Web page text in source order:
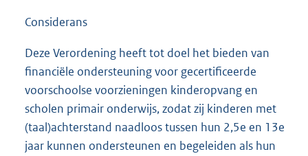
Considerans
Deze Verordening heeft tot doel het bieden van
financiële ondersteuning voor gecertificeerde
voorschoolse voorzieningen kinderopvang en
scholen primair onderwijs, zodat zij kinderen met
(taal)achterstand naadloos tussen hun 2,5e en 13e
jaar kunnen ondersteunen en begeleiden als hun